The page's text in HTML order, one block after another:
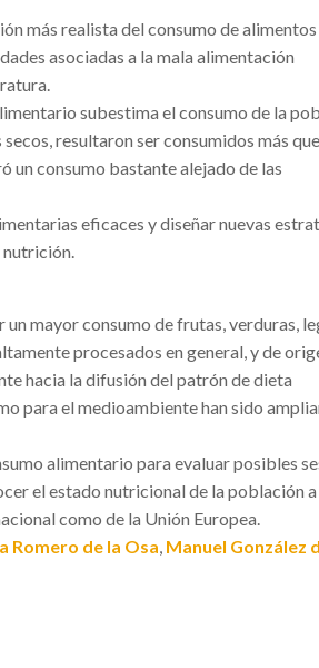
más realista del consumo de alimentos
asociadas a la mala alimentación
subestima el consumo de la
resultaron ser consumidos más
consumo bastante alejado de las
eficaces y diseñar nuevas
nutrición.
mayor consumo de frutas, verduras,
procesados en general, y de
hacia la difusión del patrón de dieta
para el medioambiente han sido
alimentario para evaluar posibles
el estado nutricional de la población a
como de la Unión Europea.
Romero de la Osa, Manuel González